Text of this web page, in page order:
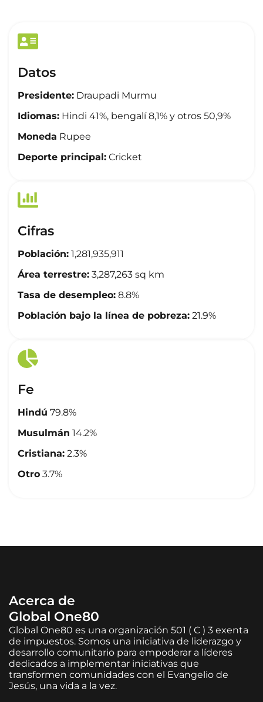
Datos
Presidente: Draupadi Murmu
Idiomas: Hindi 41%, bengalí 8,1% y otros 50,9%
Moneda Rupee
Deporte principal: Cricket
Cifras
Población: 1,281,935,911
Área terrestre: 3,287,263 sq km
Tasa de desempleo: 8.8%
Población bajo la línea de pobreza: 21.9%
Fe
Hindú 79.8%
Musulmán 14.2%
Cristiana: 2.3%
Otro 3.7%
Acerca de
Global One80
Global One80 es una organización 501 ( C ) 3 exenta
de impuestos. Somos una iniciativa de liderazgo y
desarrollo comunitario para empoderar a líderes
dedicados a implementar iniciativas que
transformen comunidades con el Evangelio de
Jesús, una vida a la vez.